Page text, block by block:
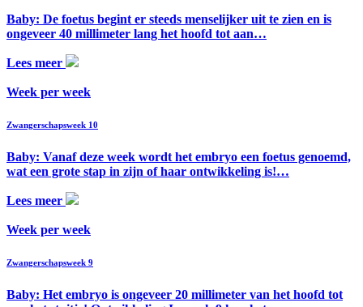
Baby: De foetus begint er steeds menselijker uit te zien en is
ongeveer 40 millimeter lang het hoofd tot aan…
Lees meer
Week per week
Zwangerschapsweek 10
Baby: Vanaf deze week wordt het embryo een foetus genoemd,
wat een grote stap in zijn of haar ontwikkeling is!…
Lees meer
Week per week
Zwangerschapsweek 9
Baby: Het embryo is ongeveer 20 millimeter van het hoofd tot